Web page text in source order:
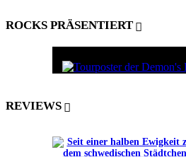
ROCKS PRÄSENTIERT
REVIEWS